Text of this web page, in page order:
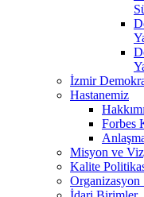
İzmir
Hastanemiz
Forbes
Misyon ve
Kalite
Organizasyon